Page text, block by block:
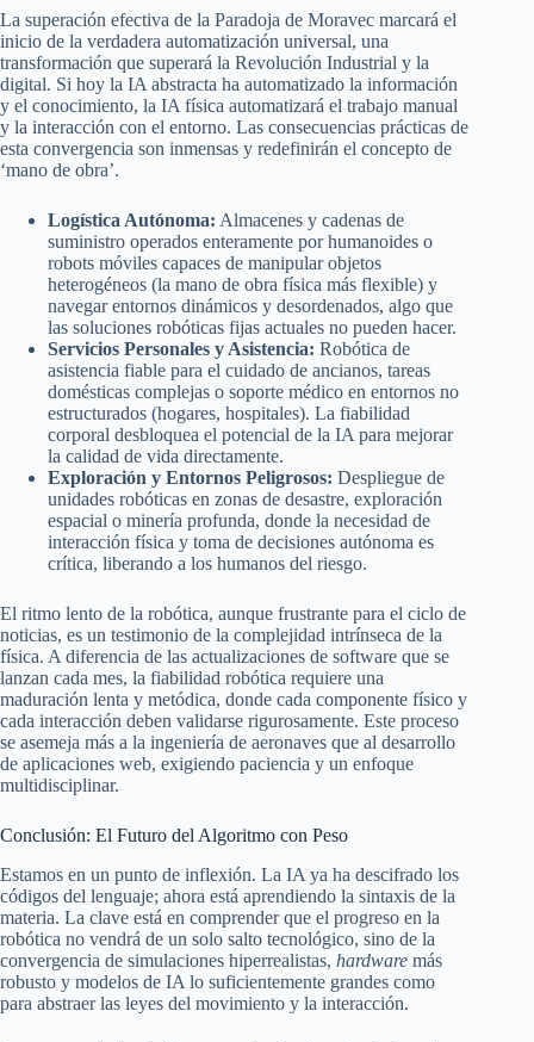
La superación efectiva de la Paradoja de Moravec marcará el
inicio de la verdadera automatización universal, una
transformación que superará la Revolución Industrial y la
digital. Si hoy la IA abstracta ha automatizado la información
y el conocimiento, la IA física automatizará el trabajo manual
y la interacción con el entorno. Las consecuencias prácticas de
esta convergencia son inmensas y redefinirán el concepto de
‘mano de obra’.
Logística Autónoma: Almacenes y cadenas de
suministro operados enteramente por humanoides o
robots móviles capaces de manipular objetos
heterogéneos (la mano de obra física más flexible) y
navegar entornos dinámicos y desordenados, algo que
las soluciones robóticas fijas actuales no pueden hacer.
Servicios Personales y Asistencia: Robótica de
asistencia fiable para el cuidado de ancianos, tareas
domésticas complejas o soporte médico en entornos no
estructurados (hogares, hospitales). La fiabilidad
corporal desbloquea el potencial de la IA para mejorar
la calidad de vida directamente.
Exploración y Entornos Peligrosos: Despliegue de
unidades robóticas en zonas de desastre, exploración
espacial o minería profunda, donde la necesidad de
interacción física y toma de decisiones autónoma es
crítica, liberando a los humanos del riesgo.
El ritmo lento de la robótica, aunque frustrante para el ciclo de
noticias, es un testimonio de la complejidad intrínseca de la
física. A diferencia de las actualizaciones de software que se
lanzan cada mes, la fiabilidad robótica requiere una
maduración lenta y metódica, donde cada componente físico y
cada interacción deben validarse rigurosamente. Este proceso
se asemeja más a la ingeniería de aeronaves que al desarrollo
de aplicaciones web, exigiendo paciencia y un enfoque
multidisciplinar.
Conclusión: El Futuro del Algoritmo con Peso
Estamos en un punto de inflexión. La IA ya ha descifrado los
códigos del lenguaje; ahora está aprendiendo la sintaxis de la
materia. La clave está en comprender que el progreso en la
robótica no vendrá de un solo salto tecnológico, sino de la
convergencia de simulaciones hiperrealistas, hardware más
robusto y modelos de IA lo suficientemente grandes como
para abstraer las leyes del movimiento y la interacción.